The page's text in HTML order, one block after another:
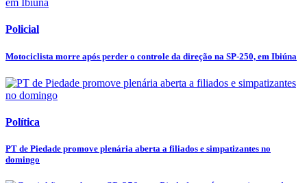
Policial
Motociclista morre após perder o controle da direção na SP-250, em Ibiúna
Política
PT de Piedade promove plenária aberta a filiados e simpatizantes no
domingo